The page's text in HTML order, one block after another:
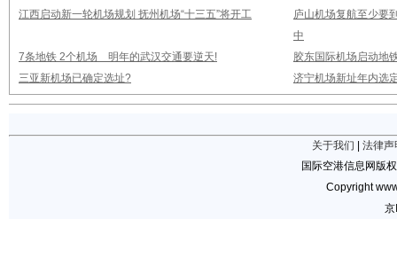
江西启动新一轮机场规划 抚州机场“十三五”将开工
庐山机场复航至少要
中
7条地铁 2个机场 明年的武汉交通要逆天!
胶东国际机场启动地
三亚新机场已确定选址?
济宁机场新址年内选
关于我们
法律声
国际空港信息网版
Copyright